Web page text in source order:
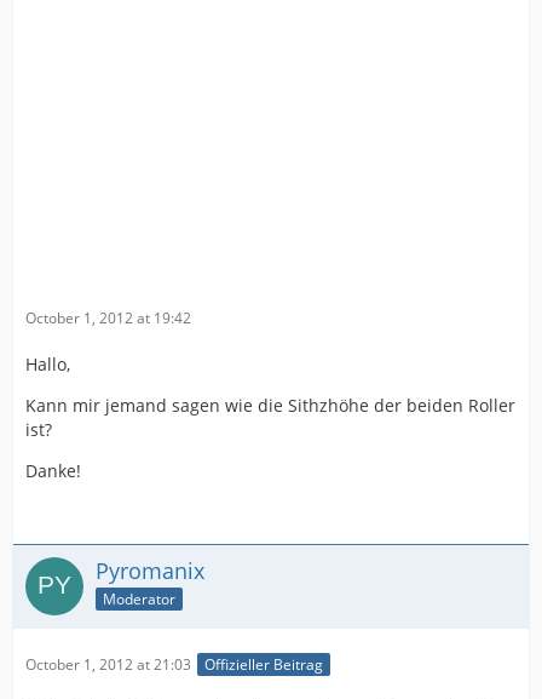
October 1, 2012 at 19:42
Hallo,
Kann mir jemand sagen wie die Sithzhöhe der beiden Roller
ist?
Danke!
Pyromanix
Moderator
October 1, 2012 at 21:03 Offizieller Beitrag